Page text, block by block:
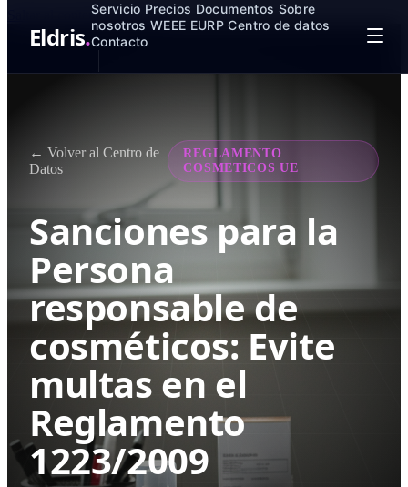
Saltar al contenido principal
Eldris.
Servicio Precios Documentos Sobre
nosotros WEEE EURPCentro de datos
Contacto
← Volver al Centro de
Datos
REGLAMENTO
COSMETICOS UE
Sanciones para la
Persona
responsable de
cosméticos: Evite
multas en el
Reglamento
1223/2009